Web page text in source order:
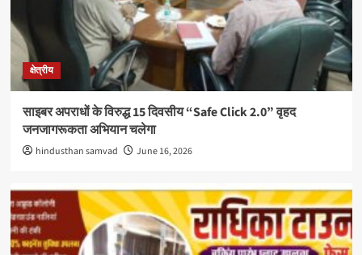
क्षेत्रीय
साइबर अपराधों के विरुद्ध 15 दिवसीय “Safe Click 2.0” वृहद
जनजागरूकता अभियान चलेगा
hindusthan samvad June 16, 2026